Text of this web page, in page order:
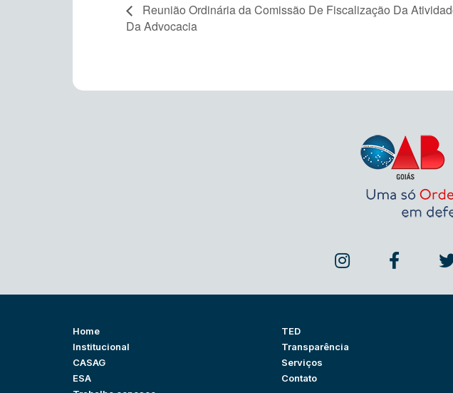
Reunião Ordinária da Comissão De Fiscalização Da
Da Advocacia
Home
Institucional
CASAG
ESA
TED
Transparência
Serviços
Contato